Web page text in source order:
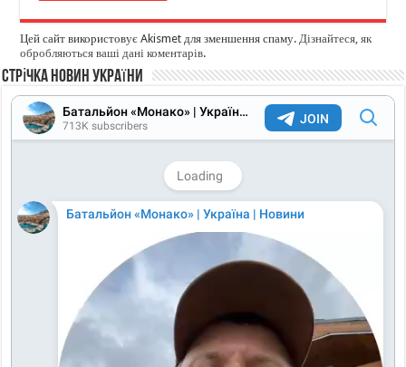
Цей сайт використовує Akismet для зменшення спаму.Дізнайтеся, як
обробляються ваші дані коментарів.
Стрічка новин України